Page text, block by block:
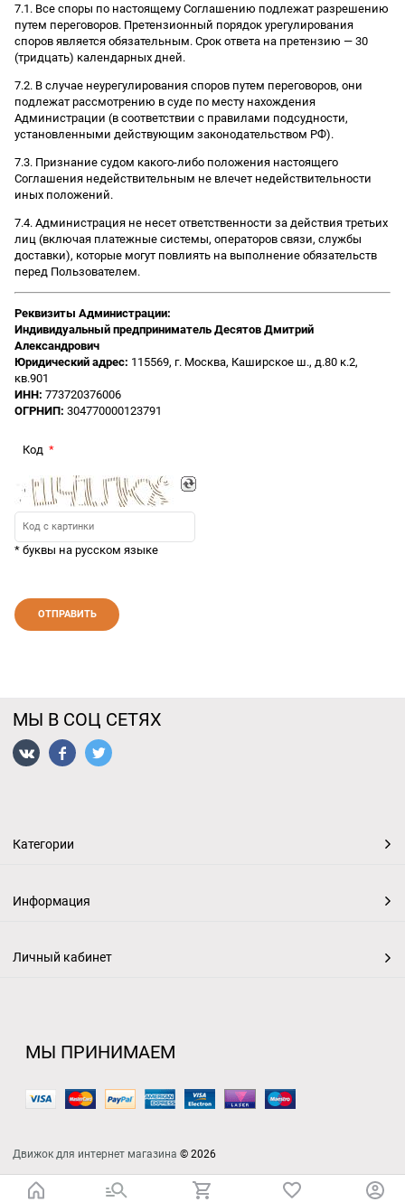
7.1. Все споры по настоящему Соглашению подлежат разрешению
путем переговоров. Претензионный порядок урегулирования
споров является обязательным. Срок ответа на претензию — 30
(тридцать) календарных дней.
7.2. В случае неурегулирования споров путем переговоров, они
подлежат рассмотрению в суде по месту нахождения
Администрации (в соответствии с правилами подсудности,
установленными действующим законодательством РФ).
7.3. Признание судом какого-либо положения настоящего
Соглашения недействительным не влечет недействительности
иных положений.
7.4. Администрация не несет ответственности за действия третьих
лиц (включая платежные системы, операторов связи, службы
доставки), которые могут повлиять на выполнение обязательств
перед Пользователем.
Реквизиты Администрации:
Индивидуальный предприниматель Десятов Дмитрий
Александрович
Юридический адрес: 115569, г. Москва, Каширское ш., д.80 к.2,
кв.901
ИНН: 773720376006
ОГРНИП: 304770000123791
Код
* буквы на русском языке
МЫ В СОЦ СЕТЯХ
Категории
Информация
Личный кабинет
МЫ ПРИНИМАЕМ
Движок для интернет магазина © 2026